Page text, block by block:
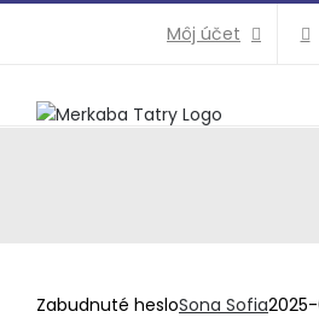
Môj účet
Zabudnuté hesloSona Sofia